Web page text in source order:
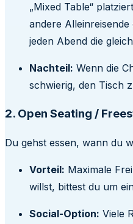
„Mixed Table“
andere
jeden Abend die
Nachteil: Wenn die
schwierig, den Tisch
2. Open Seating /
Du gehst essen, wann du
Vorteil: Maximale
willst, bittest du um
Social-Option: Viele